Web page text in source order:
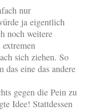
nur
ja eigentlich
noch weitere
sich ziehen. So
das eine das andere
gegen die Pein zu
Idee! Stattdessen